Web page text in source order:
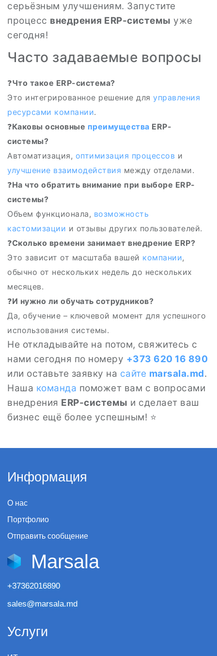
серьёзным улучшениям. Запустите
процесс внедрения ERP-системы уже
сегодня!
Часто задаваемые вопросы
❓Что такое ERP-система?
Это интегрированное решение для управления
ресурсами компании.
❓Каковы основные преимущества ERP-
системы?
Автоматизация, оптимизация процессов и
улучшение взаимодействия между отделами.
❓На что обратить внимание при выборе ERP-
системы?
Объем функционала, возможность
кастомизации и отзывы других пользователей.
❓Сколько времени занимает внедрение ERP?
Это зависит от масштаба вашей компании,
обычно от нескольких недель до нескольких
месяцев.
❓И нужно ли обучать сотрудников?
Да, обучение – ключевой момент для успешного
использования системы.
Не откладывайте на потом, свяжитесь с
нами сегодня по номеру +373 620 16 890
или оставьте заявку на сайте marsala.md.
Наша команда поможет вам с вопросами
внедрения ERP-системы и сделает ваш
бизнес ещё более успешным! ⭐
Информация
О нас
Портфолио
Отправить сообщение
Marsala
+37362016890
sales@marsala.md
Услуги